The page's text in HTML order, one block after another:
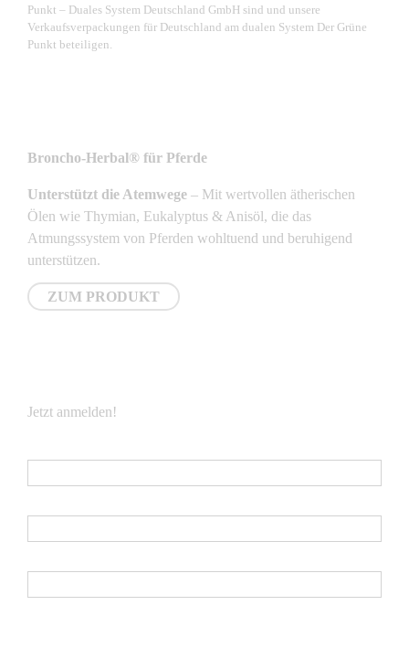
Punkt – Duales System Deutschland GmbH sind und unsere
Verkaufsverpackungen für Deutschland am dualen System Der Grüne
Punkt beteiligen.
Broncho-Herbal® für Pferde
Unterstützt die Atemwege – Mit wertvollen ätherischen
Ölen wie Thymian, Eukalyptus & Anisöl, die das
Atmungssystem von Pferden wohltuend und beruhigend
unterstützen.
ZUM PRODUKT
Jetzt anmelden!